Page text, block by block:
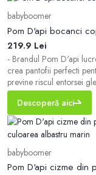
babyboomer
Pom D'api bocanci
219.9 Lei
- Brandul Pom D'api
crea pantofii perfecti
previne riscul entorsei
confortabil pentru picior
miros neplacut. - Talpa
Descoperă aici
babyboomer